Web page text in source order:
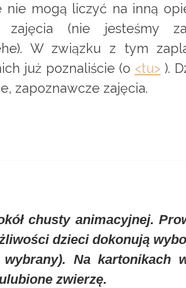
nie mogą liczyć na inną
zajęcia (nie jesteśmy
W związku z tym
już poznaliście (o <tu> ).
zapoznawcze zajęcia.
chusty animacyjnej.
dzieci dokonują
Na kartonikach
zwierzę.